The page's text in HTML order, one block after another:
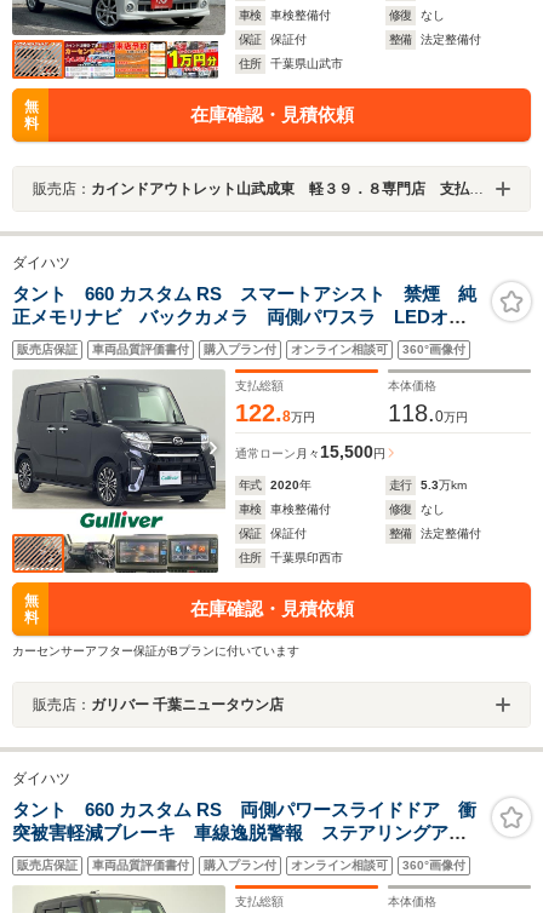
車検
車検整備付 修復
なし
保証
保証付 整備
法定整備付
住所
千葉県山武市
無
料
在庫確認・見積依頼
販売店： カインドアウトレット山武成東 軽３９．８専門店 支払総額表示 ワゴンＲ／ムーブ／タント／ルークス／Ｎ－ＢＯＸ
ダイハツ
タント 660 カスタム RS スマートアシスト 禁煙 純
正メモリナビ バックカメラ 両側パワスラ LEDオー
トライト ハーフレザーシート 純正15インチAW アイ
ドリングストップ スマートキー ETC フルセグTV
販売店保証 車両品質評価書付 購入プラン付 オンライン相談可 360°画像付
支払総額
122.8万円
本体価格
118.0万円
通常ローン 月々 15,500円
年式 2020年 走行 5.3万km
車検
車検整備付 修復
なし
保証
保証付 整備
法定整備付
住所
千葉県印西市
無
料
在庫確認・見積依頼
カーセンサーアフター保証がBプランに付いています
販売店： ガリバー 千葉ニュータウン店
ダイハツ
タント 660 カスタム RS 両側パワースライドドア 衝
突被害軽減ブレーキ 車線逸脱警報 ステアリングアシ
スト オートハイビーム クリアランスソナー ETC
プッシュスタート ドライブレコーダー スマートキー
LEDヘッドライト
販売店保証 車両品質評価書付 購入プラン付 オンライン相談可 360°画像付
支払総額 本体価格